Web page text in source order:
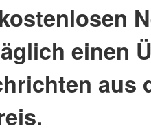
einen
aus